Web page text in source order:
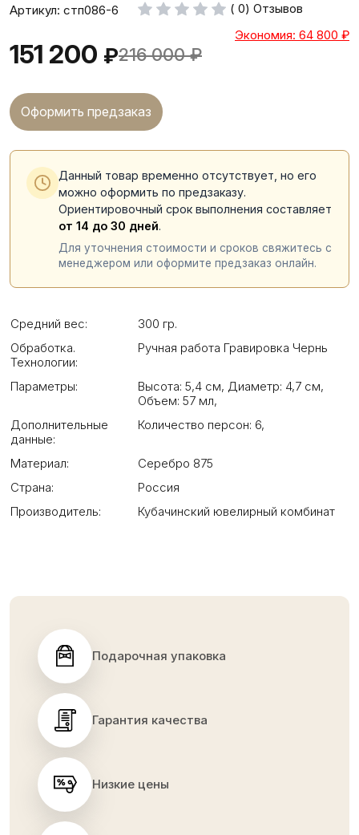
Артикул: стп086-6 ( 0) Отзывов
151 200 ₽216 000 ₽
Экономия: 64 800 ₽
Оформить предзаказ
Данный товар временно отсутствует, но его
можно оформить по предзаказу.
Ориентировочный срок выполнения составляет
от 14 до 30 дней.
Для уточнения стоимости и сроков свяжитесь с
менеджером или оформите предзаказ онлайн.
Средний вес:
300 гр.
Обработка.
Технологии:
Ручная работа Гравировка Чернь
Параметры: Высота: 5,4 см, Диаметр: 4,7 см,
Объем: 57 мл,
Дополнительные
данные:
Количество персон: 6,
Материал:
Серебро 875
Страна:
Россия
Производитель:
Кубачинский ювелирный комбинат
Подарочная упаковка
Гарантия качества
Низкие цены